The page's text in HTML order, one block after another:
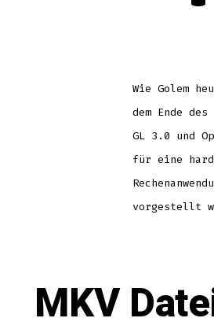
Wie Golem
dem Ende
GL 3.0 und
für eine
vorgestellt
MKV